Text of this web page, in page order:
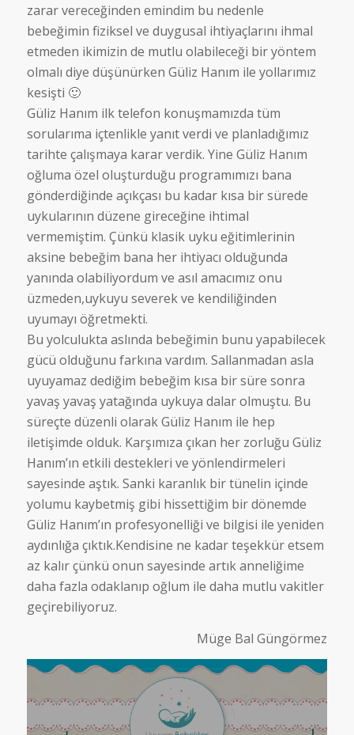
zarar vereceğinden emindim bu nedenle
bebeğimin fiziksel ve duygusal ihtiyaçlarını ihmal
etmeden ikimizin de mutlu olabileceği bir yöntem
olmalı diye düşünürken Güliz Hanım ile yollarımız
kesişti 🙂
Güliz Hanım ilk telefon konuşmamızda tüm
sorularıma içtenlikle yanıt verdi ve planladığımız
tarihte çalışmaya karar verdik. Yine Güliz Hanım
oğluma özel oluşturduğu programımızı bana
gönderdiğinde açıkçası bu kadar kısa bir sürede
uykularının düzene gireceğine ihtimal
vermemiştim. Çünkü klasik uyku eğitimlerinin
aksine bebeğim bana her ihtiyacı olduğunda
yanında olabiliyordum ve asıl amacımız onu
üzmeden,uykuyu severek ve kendiliğinden
uyumayı öğretmekti.
Bu yolculukta aslında bebeğimin bunu yapabilecek
gücü olduğunu farkına vardım. Sallanmadan asla
uyuyamaz dediğim bebeğim kısa bir süre sonra
yavaş yavaş yatağında uykuya dalar olmuştu. Bu
süreçte düzenli olarak Güliz Hanım ile hep
iletişimde olduk. Karşımıza çıkan her zorluğu Güliz
Hanım’ın etkili destekleri ve yönlendirmeleri
sayesinde aştık. Sanki karanlık bir tünelin içinde
yolumu kaybetmiş gibi hissettiğim bir dönemde
Güliz Hanım’ın profesyonelliği ve bilgisi ile yeniden
aydınlığa çıktık.Kendisine ne kadar teşekkür etsem
az kalır çünkü onun sayesinde artık anneliğime
daha fazla odaklanıp oğlum ile daha mutlu vakitler
geçirebiliyoruz.
Müge Bal Güngörmez